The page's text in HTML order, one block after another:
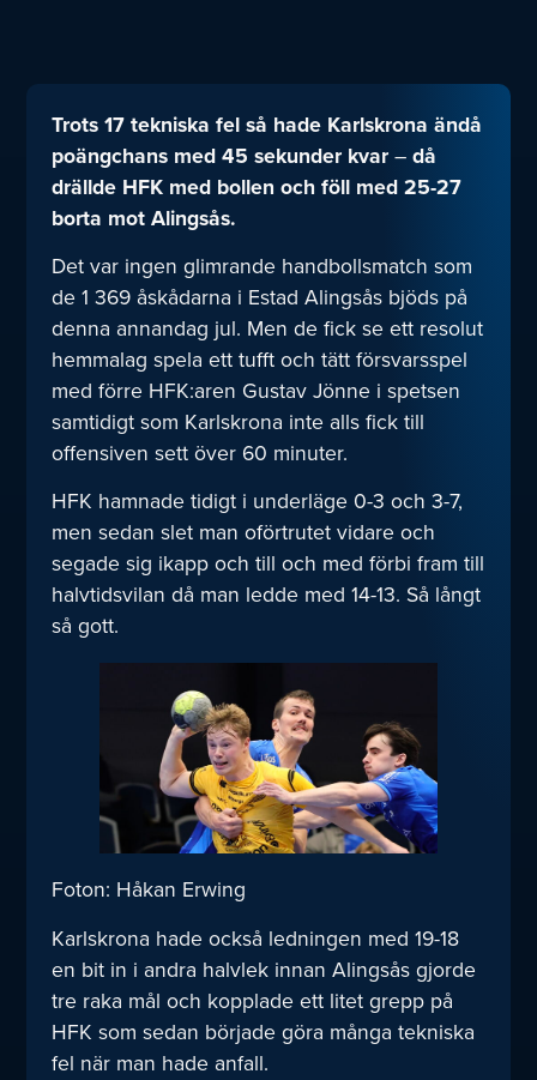
Trots 17 tekniska fel så hade Karlskrona ändå
poängchans med 45 sekunder kvar–då
drällde HFK med bollen och föll med 25-27
borta mot Alingsås.
Det var ingen glimrande handbollsmatch som
de 1 369 åskådarna i Estad Alingsås bjöds på
denna annandag jul. Men de fick se ett resolut
hemmalag spela ett tufft och tätt försvarsspel
med förre HFK:aren Gustav Jönne i spetsen
samtidigt som Karlskrona inte alls fick till
offensiven sett över 60 minuter.
HFK hamnade tidigt i underläge 0-3 och 3-7,
men sedan slet man oförtrutet vidare och
segade sig ikapp och till och med förbi fram till
halvtidsvilan då man ledde med 14-13. Så långt
så gott.
Foton: Håkan Erwing
Karlskrona hade också ledningen med 19-18
en bit in i andra halvlek innan Alingsås gjorde
tre raka mål och kopplade ett litet grepp på
HFK som sedan började göra många tekniska
fel när man hade anfall.